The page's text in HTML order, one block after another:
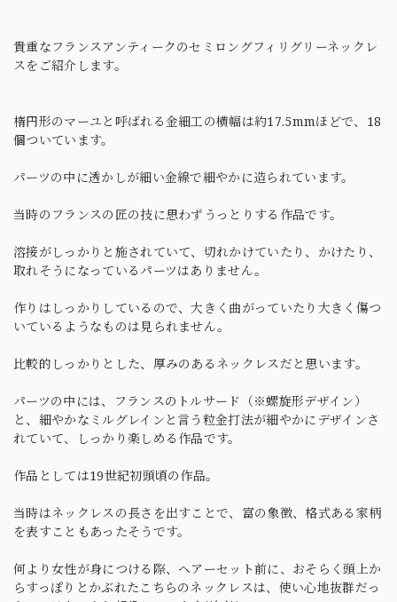
貴重なフランスアンティークのセミロングフィリグリーネックレ
スをご紹介します。
楕円形のマーユと呼ばれる金細工の横幅は約17.5mmほどで、18
個ついています。
パーツの中に透かしが細い金線で細やかに造られています。
当時のフランスの匠の技に思わずうっとりする作品です。
溶接がしっかりと施されていて、切れかけていたり、かけたり、
取れそうになっているパーツはありません。
作りはしっかりしているので、大きく曲がっていたり大きく傷つ
いているようなものは見られません。
比較的しっかりとした、厚みのあるネックレスだと思います。
パーツの中には、フランスのトルサード（※螺旋形デザイン）
と、細やかなミルグレインと言う粒金打法が細やかにデザインさ
れていて、しっかり楽しめる作品です。
作品としては19世紀初頭頃の作品。
当時はネックレスの長さを出すことで、富の象徴、格式ある家柄
を表すこともあったそうです。
何より女性が身につける際、ヘアーセット前に、おそらく頭上か
らすっぽりとかぶれたこちらのネックレスは、使い心地抜群だっ